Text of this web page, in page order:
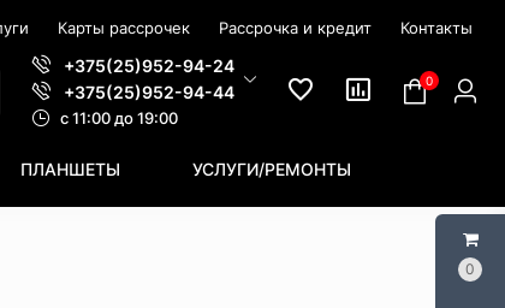
0
Карты рассрочек Рассрочка и кредит Контакты
+375(25)952-94-24
+375(25)952-94-44
c 11:00 до 19:00
0
ПЛАНШЕТЫ УСЛУГИ/РЕМОНТЫ